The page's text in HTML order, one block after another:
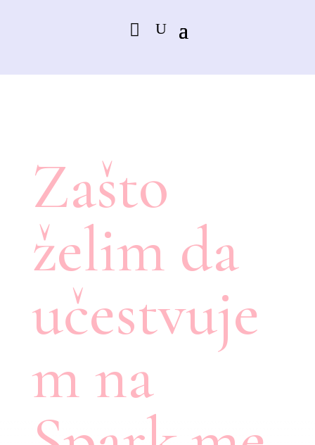
Zašto
želim da
učestvuje
m na